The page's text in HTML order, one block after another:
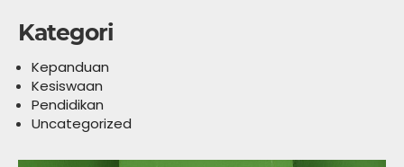
Kategori
Kepanduan
Kesiswaan
Pendidikan
Uncategorized